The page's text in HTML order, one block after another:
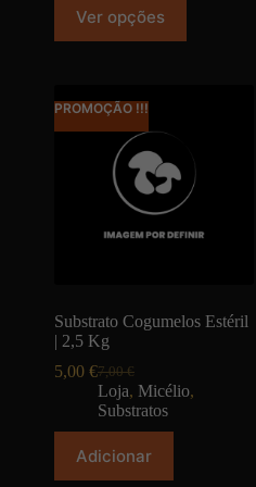
Ver opções
PROMOÇÃO !!!
Substrato Cogumelos Estéril
| 2,5 Kg
7,00€
5,00 €
Loja, Micélio,
Substratos
Adicionar